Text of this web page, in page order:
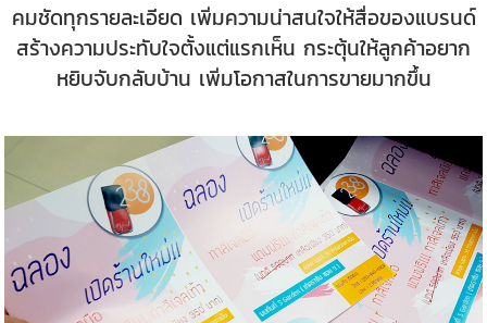
คมชัดทุกรายละเอียด เพิ่มความน่าสนใจให้สื่อของแบรนด์
สร้างความประทับใจตั้งแต่แรกเห็น กระตุ้นให้ลูกค้าอยาก
หยิบจับกลับบ้าน เพิ่มโอกาสในการขายมากขึ้น